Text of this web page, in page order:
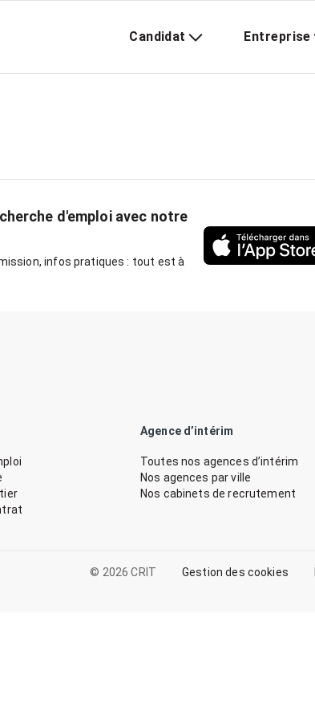
Candidat Entreprise
d'emploi avec notre
infos pratiques : tout est à
Agence d’intérim
Toutes nos agences d’intérim
Nos agences par ville
Nos cabinets de recrutement
© 2026 CRIT Gestion des cookies